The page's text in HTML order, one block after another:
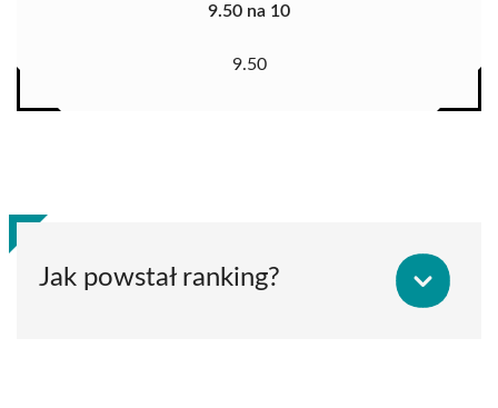
9.50 na 10
9.50
Jak powstał ranking?